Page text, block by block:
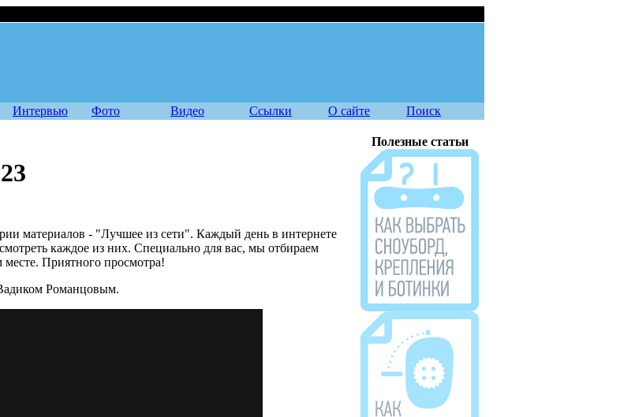
Интервью Фото Видео Ссылки О сайте Поиск
материалов - "Лучшее из сети". Каждый день в интернете
каждое из них. Специально для вас, мы отбираем
Приятного просмотра!
Романцовым.
Полезные статьи
Журнал Source